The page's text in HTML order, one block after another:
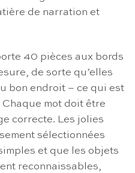
de narration et
40 pièces aux bords
de sorte qu’elles
bon endroit – ce qui est
mot doit être
correcte. Les jolies
sélectionnées
et que les objets
reconnaissables,